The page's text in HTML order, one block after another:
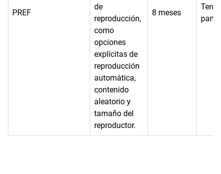
PREF
de
reproducción,
como
opciones
explícitas de
reproducción
automática,
contenido
aleatorio y
tamaño del
reproductor.
8 meses
parte